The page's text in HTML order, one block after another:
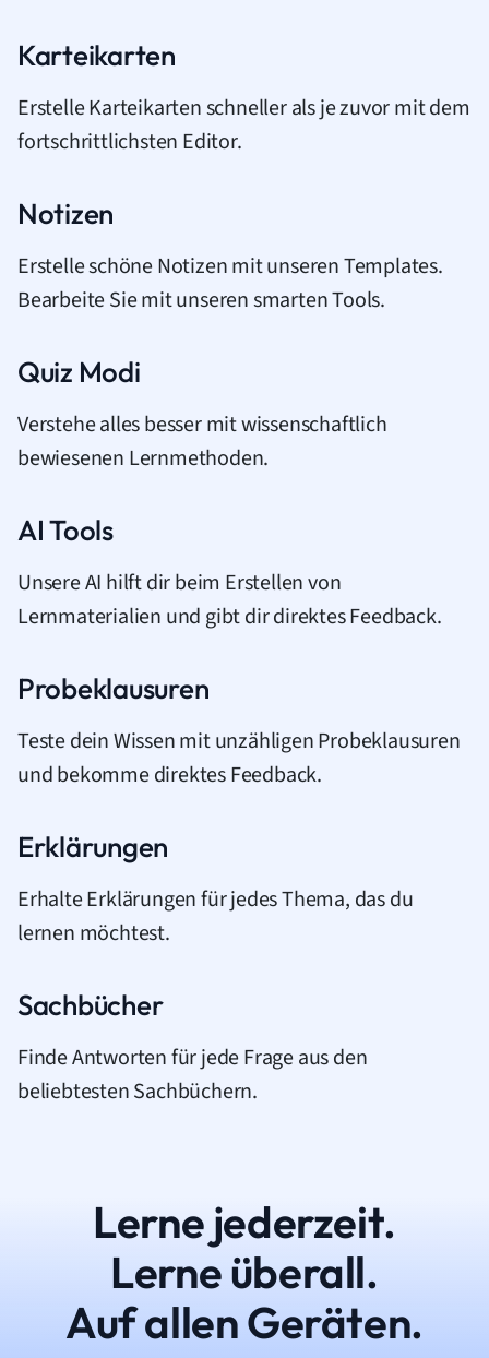
Karteikarten
Erstelle Karteikarten schneller als je zuvor mit dem
fortschrittlichsten Editor.
Notizen
Erstelle schöne Notizen mit unseren Templates.
Bearbeite Sie mit unseren smarten Tools.
Quiz Modi
Verstehe alles besser mit wissenschaftlich
bewiesenen Lernmethoden.
AI Tools
Unsere AI hilft dir beim Erstellen von
Lernmaterialien und gibt dir direktes Feedback.
Probeklausuren
Teste dein Wissen mit unzähligen Probeklausuren
und bekomme direktes Feedback.
Erklärungen
Erhalte Erklärungen für jedes Thema, das du
lernen möchtest.
Sachbücher
Finde Antworten für jede Frage aus den
beliebtesten Sachbüchern.
Lerne jederzeit.
Lerne überall.
Auf allen Geräten.